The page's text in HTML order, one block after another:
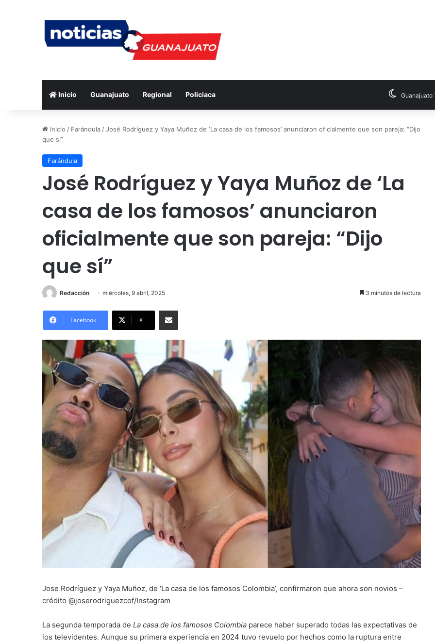
Inicio Guanajuato Regional Policiaca Guanajuato
Inicio / Farándula/José Rodríguez y Yaya Muñoz de ‘La casa de los famosos’ anunciaron oficialmente que son pareja: “Dijo
que sí”
Farándula
José Rodríguez y Yaya Muñoz de ‘La
casa de los famosos’ anunciaron
oficialmente que son pareja: “Dijo
que sí”
Redacción miércoles, 9 abril, 2025 3 minutos de lectura
Facebook X
Jose Rodríguez y Yaya Muñoz, de ‘La casa de los famosos Colombia’, confirmaron que ahora son novios –
crédito @joserodriguezcof/Instagram
La segunda temporada de La casa de los famosos Colombia parece haber superado todas las expectativas de
los televidentes. Aunque su primera experiencia en 2024 tuvo revuelo por hechos como la ruptura entre